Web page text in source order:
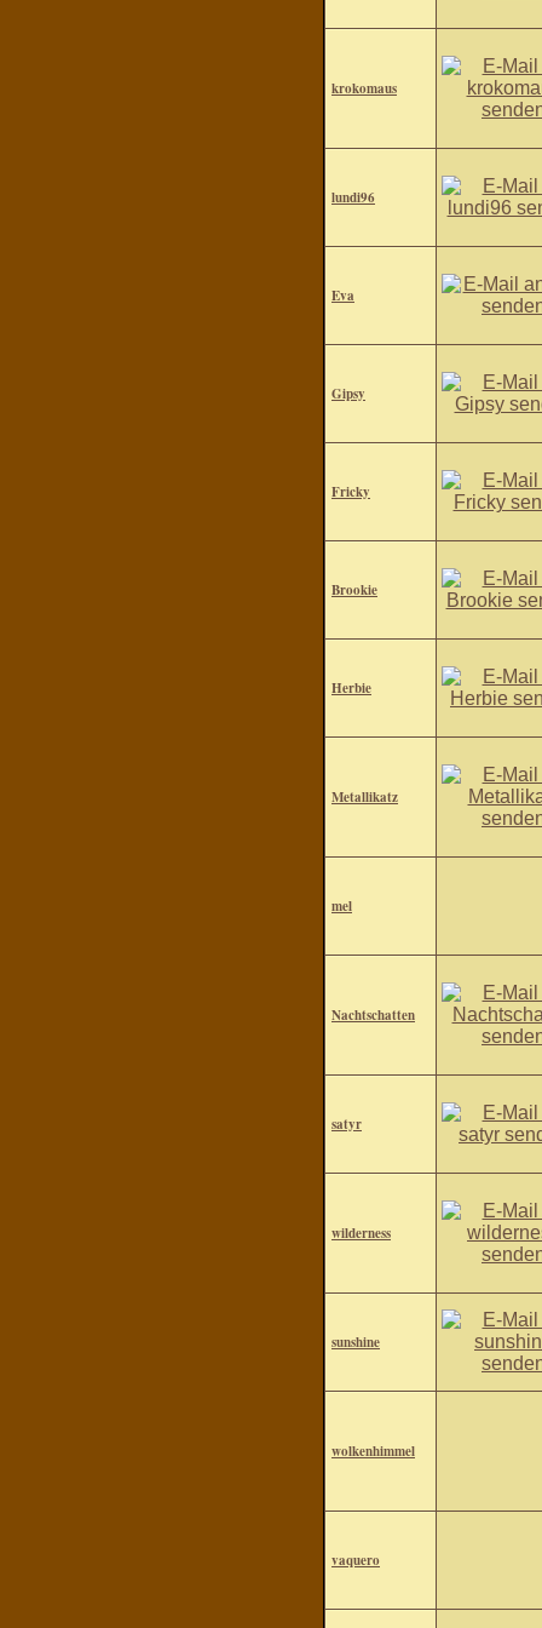
krokomaus
lundi96
Eva
Gipsy
Fricky
Brookie
Herbie
Metallikatz
mel
Nachtschatten
satyr
wilderness
sunshine
wolkenhimmel
vaquero